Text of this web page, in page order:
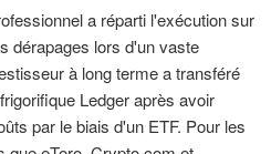
a réparti l'exécution sur
dérapages lors d'un vaste
à long terme a transféré
Ledger après avoir
par le biais d'un ETF. Pour les